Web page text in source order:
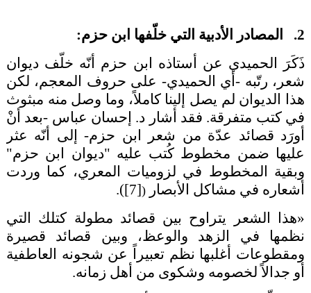
2. المصادر الأدبية التي خلّفها ابن حزم:
ذَكَرَ الحميدي عن أستاذه ابن حزم أنّه خلّف ديوان
شعر، رتّبه -أي الحميدي- على حروف المعجم، لكن
هذا الديوان لم يصل إلينا كاملاً، وما وصل منه مبثوث
في كتب متفرقة. فقد أشار د. إحسان عباس -بعد أنْ
أورَد قصائد عدّة من شعر ابن حزم- إلى أنّه عثر
عليها ضمن مخطوط كُتب عليه "ديوان ابن حزم"
وبقية المخطوط في لزوميات المعري، كما وردت
أشعاره في مشاكل الأبصار (
[7]
)
.
«هذا الشعر يتراوح بين قصائد مطولة كتلك التي
نظمها في الزهد والوعظ، وبين قصائد قصيرة
ومقطوعات أغلبها نظم تعبيراً عن شجونه العاطفية
أو جدالاً لخصومه وشكوى من أهل زمانه.